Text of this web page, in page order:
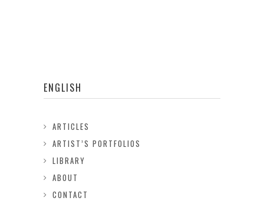
ENGLISH
ARTICLES
ARTIST’S PORTFOLIOS
LIBRARY
ABOUT
CONTACT